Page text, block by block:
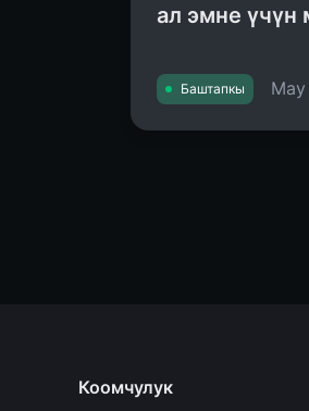
ал эмне үчүн
Баштапкы
Коомчулук